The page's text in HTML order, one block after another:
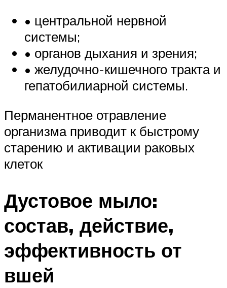
• центральной нервной
системы;
• органов дыхания и зрения;
• желудочно-кишечного тракта и
гепатобилиарной системы.
Перманентное отравление
организма приводит к быстрому
старению и активации раковых
клеток
Дустовое мыло:
состав, действие,
эффективность от
вшей